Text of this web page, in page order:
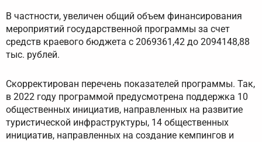
В частности, увеличен общий объем финансирования
мероприятий государственной программы за счет
средств краевого бюджета с 2069361,42 до 2094148,88
тыс. рублей.
Скорректирован перечень показателей программы. Так,
в 2022 году программой предусмотрена поддержка 10
общественных инициатив, направленных на развитие
туристической инфраструктуры, 14 общественных
инициатив, направленных на создание кемпингов и